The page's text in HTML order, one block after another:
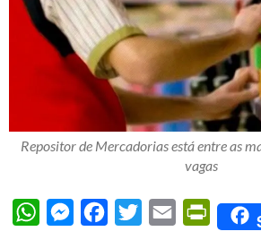
Repositor de Mercadorias está entre as
vagas
WhatsAppMessengerFacebook
Twitter Email